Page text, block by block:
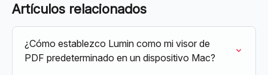
Artículos relacionados
¿Cómo establezco Lumin como mi visor de
PDF predeterminado en un dispositivo Mac?